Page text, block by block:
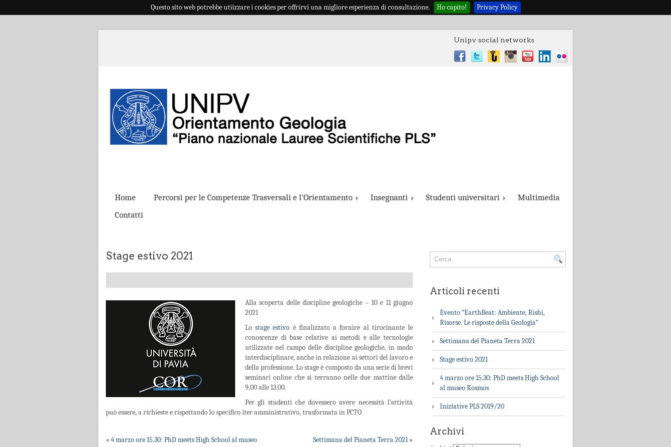
Questo sito web potrebbe utiizzare i cookies per offrirvi una migliore esperienza di consultazione. Ho capito! Privacy Policy
Unipv social networks
Home Percorsi per le Competenze Trasversali e l’Orientamento Insegnanti Studenti universitari
Multimedia
Contatti
Stage estivo 2021
Alla scoperta delle discipline geologiche – 10 e 11 giugno
2021
Lostage estivo è finalizzato a fornire al tirocinante le
conoscenze di base relative ai metodi e alle tecnologie
utilizzate nel campo delle discipline geologiche, in modo
interdisciplinare, anche in relazione ai settori del lavoro e
della professione. Lo stage è composto da una serie di brevi
seminari online che si terranno nelle due mattine dalle
9.00 alle 13.00.
Per gli studenti che dovessero avere necessità l’attività
può essere, a richieste e rispettando lo specifico iter amministrativo, trasformata in PCTO
« 4 marzo ore 15.30: PhD meets High School al museo
Settimana del Pianeta Terra 2021»
Articoli recenti
Evento “EarthBeat: Ambiente, Rishi,
Risorse. Le risposte della Geologia”
Settimana del Pianeta Terra 2021
Stage estivo 2021
4 marzo ore 15.30: PhD meets High School
al museo Kosmos
Iniziative PLS 2019/20
Archivi